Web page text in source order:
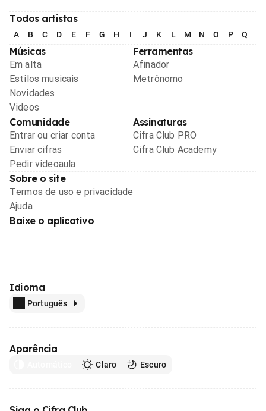
Todos artistas
A B C D E F G H I J K L M N O P Q
Músicas
Em alta
Estilos musicais
Novidades
Videos
Ferramentas
Afinador
Metrônomo
Comunidade
Entrar ou criar conta
Enviar cifras
Pedir videoaula
Assinaturas
Cifra Club PRO
Cifra Club Academy
Sobre o site
Termos de uso e privacidade
Ajuda
Baixe o aplicativo
Idioma
Português
Aparência
Claro Escuro